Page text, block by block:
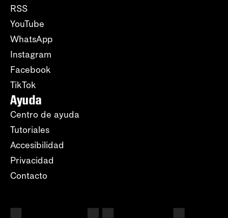
RSS
YouTube
WhatsApp
Instagram
Facebook
TikTok
Ayuda
Centro de ayuda
Tutoriales
Accesibilidad
Privacidad
Contacto